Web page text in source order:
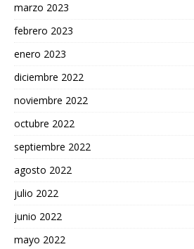
marzo 2023
febrero 2023
enero 2023
diciembre 2022
noviembre 2022
octubre 2022
septiembre 2022
agosto 2022
julio 2022
junio 2022
mayo 2022